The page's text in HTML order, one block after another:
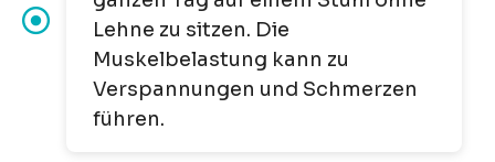
Lehne zu sitzen. Die
Muskelbelastung kann zu
Verspannungen und Schmerzen
führen.